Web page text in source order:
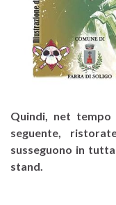
Quindi, net tempo
seguente,
susseguono in
stand.